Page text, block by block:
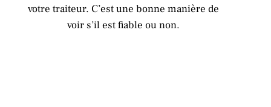
votre traiteur. C’est une bonne manière de
voir s’il est fiable ou non.